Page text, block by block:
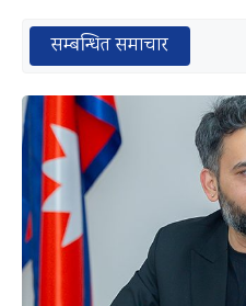
सम्बन्धित समाचार